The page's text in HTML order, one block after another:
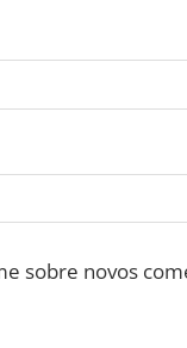
sobre novos